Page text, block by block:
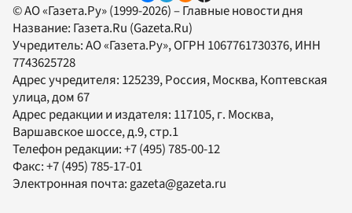
© АО «Газета.Ру» (1999-2026) – Главные новости дня
Название: Газета.Ru (Gazeta.Ru)
Учредитель:АО «Газета.Ру», ОГРН 1067761730376, ИНН
7743625728
Адрес учредителя: 125239, Россия, Москва, Коптевская
улица, дом 67
Адрес редакции и издателя: 117105, г. Москва,
Варшавское шоссе, д.9, стр.1
Телефон редакции:+7 (495) 785-00-12
Факс:+7 (495) 785-17-01
Электронная почта: gazeta@gazeta.ru